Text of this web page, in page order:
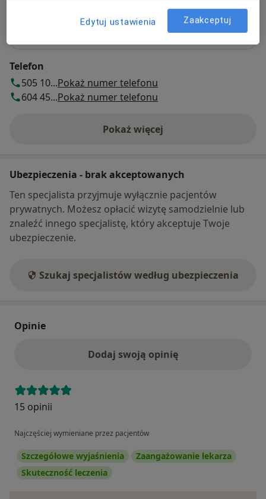
Pokaż kalendarz
Telefon
505 10...Pokaż numer telefonu
604 45...Pokaż numer telefonu
Pokaż więcej
o adresie
Ubezpieczenia - brak akceptowanych
Ten specjalista przyjmuje wyłącznie pacjentów
prywatnych. Możesz opłacić wizytę samodzielnie lub
znaleźć innego specjalistę, który akceptuje Twoje
ubezpieczenie.
Szukaj specjalistów według ubezpieczenia
Opinie
Dodaj swoją opinię
15 opinii
Najczęściej wymieniane przez pacjentów
Szczegółowe wyjaśnienia
Zaangażowanie lekarza
Skuteczność leczenia
Edytuj ustawienia Zaakceptuj